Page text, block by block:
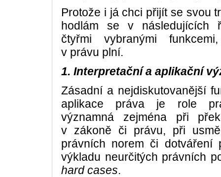
Protože i já chci přijít se svou
hodlám se v následujících
čtyřmi vybranými
v právu plní.
1. Interpretační a aplikační
Zásadní a nejdiskutovanější
aplikace práva je role
významná zejména při
v zákoně či právu, při
právních norem či dotváření
výkladu neurčitých právních
hard cases.